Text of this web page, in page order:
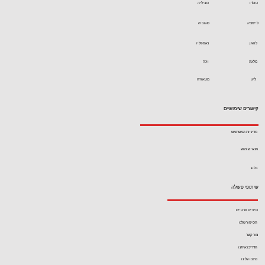
קישורים שימושיים
תנאי שימוש
מדיניות המשתמש
בלוג
שיתופי פעולה
הסיפור שלנו
סיורים פרטיים
הדריכו איתנו
כתבו עלינו
צור קשר
סביליה טולדו
נאפפליו לוזאן
סגוביה
מלגה
לייפציג
מטאורה
וינה
ליון